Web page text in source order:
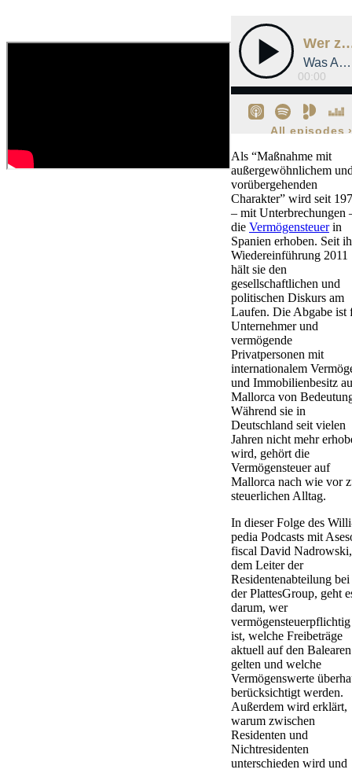
Als “Maßnahme mit
außergewöhnlichem
vorübergehenden
Charakter” wird seit
– mit Unterbrechungen
die Vermögensteuerin
Spanien erhoben. Seit
Wiedereinführung 2011
hält sie den
gesellschaftlichen und
politischen Diskurs am
Laufen. Die Abgabe ist
Unternehmer und
vermögende
Privatpersonen mit
internationalem
und Immobilienbesitz
Mallorca von
Während sie in
Deutschland seit vielen
Jahren nicht mehr
wird, gehört die
Vermögensteuer auf
Mallorca nach wie vor
steuerlichen Alltag.
In dieser Folge des
pedia Podcasts mit
fiscal David Nadrowski,
dem Leiter der
Residentenabteilung bei
der PlattesGroup, geht
darum, wer
vermögensteuerpflichtig
ist, welche Freibeträge
aktuell auf den Balearen
gelten und welche
Vermögenswerte
berücksichtigt werden.
Außerdem wird erklärt,
warum zwischen
Residenten und
Nichtresidenten
unterschieden wird und